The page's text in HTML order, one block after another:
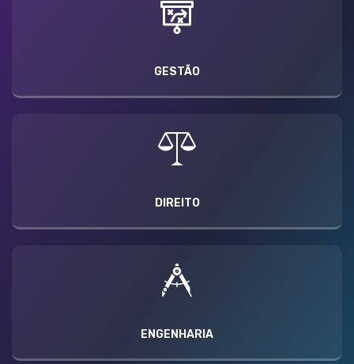
GESTÃO
DIREITO
ENGENHARIA